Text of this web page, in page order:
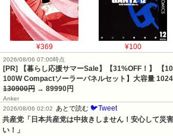
¥369 ¥100
2026/08/06 07:00時点
[PR] 【暮らし応援サマーSale】【31%OFF！】 【
100W Compactソーラーパネルセット】大容量
130900円 → 89990円
Anker
2026/08/06 02:02
あとで読む 🐦Tweet
共産党「日本共産党は中抜きしません！安心して災
い！」